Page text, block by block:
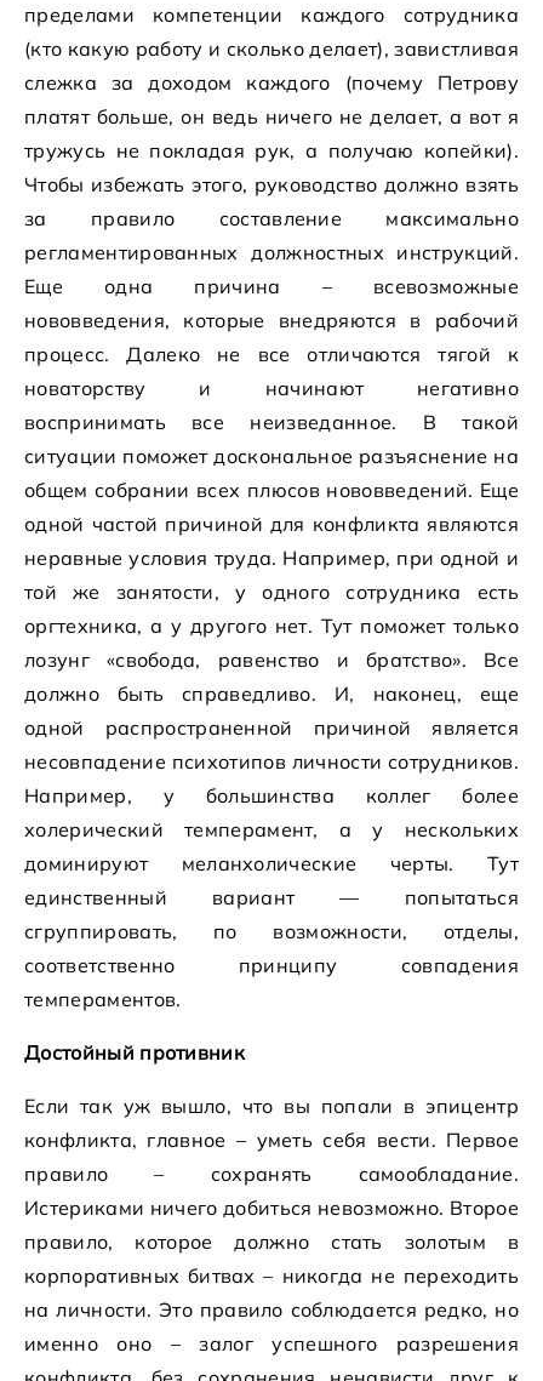
пределами компетенции каждого сотрудника
(кто какую работу и сколько делает), завистливая
слежка за доходом каждого (почему Петрову
платят больше, он ведь ничего не делает, а вот я
тружусь не покладая рук, а получаю копейки).
Чтобы избежать этого, руководство должно взять
за правило составление максимально
регламентированных должностных инструкций.
Еще одна причина – всевозможные
нововведения, которые внедряются в рабочий
процесс. Далеко не все отличаются тягой к
новаторству и начинают негативно
воспринимать все неизведанное. В такой
ситуации поможет доскональное разъяснение на
общем собрании всех плюсов нововведений. Еще
одной частой причиной для конфликта являются
неравные условия труда. Например, при одной и
той же занятости, у одного сотрудника есть
оргтехника, а у другого нет. Тут поможет только
лозунг «свобода, равенство и братство». Все
должно быть справедливо. И, наконец, еще
одной распространенной причиной является
несовпадение психотипов личности сотрудников.
Например, у большинства коллег более
холерический темперамент, а у нескольких
доминируют меланхолические черты. Тут
единственный вариант — попытаться
сгруппировать, по возможности, отделы,
соответственно принципу совпадения
темпераментов.
Достойный противник
Если так уж вышло, что вы попали в эпицентр
конфликта, главное – уметь себя вести. Первое
правило – сохранять самообладание.
Истериками ничего добиться невозможно. Второе
правило, которое должно стать золотым в
корпоративных битвах – никогда не переходить
на личности. Это правило соблюдается редко, но
именно оно – залог успешного разрешения